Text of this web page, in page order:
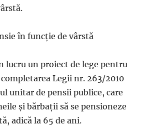
în funcție de vârstă
lucru un proiect de lege pentru
Legii nr. 263/2010
unitar de pensii publice, care
și bărbații să se pensioneze
adică la 65 de ani.